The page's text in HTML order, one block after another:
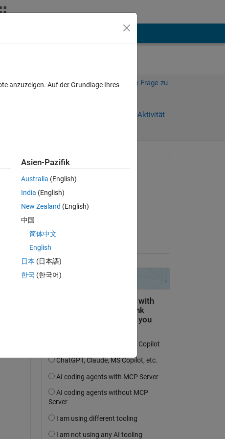
Melden Sie sich an, um diese Frage zu
Anmelden, um Aktivität
Cesar Cardenas
am 22 Aug. 2022
am 31 Aug. 2022
anzuzeigen. Auf der Grundlage Ihres
Asien-Pazifik
Australia (English)
India (English)
New Zealand (English)
中国
简体中文
English
日本 (日本語)
한국 (한국어)